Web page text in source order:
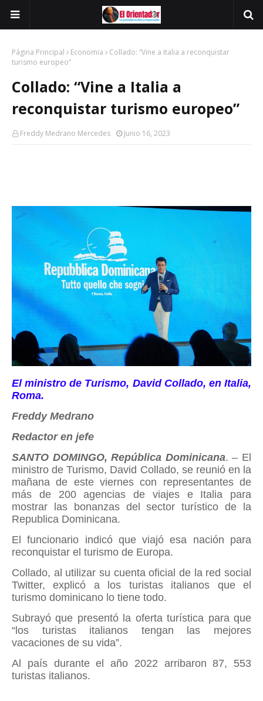
Página Principal Economia
Collado: “Vine a Italia a reconquistar
turismo europeo”
Collado: “Vine a Italia a
reconquistar turismo europeo”
Freddy Medrano Mercedes Junio 16, 2023
El ministro de Turismo, David Collado, en Italia,
Roma.
Freddy Medrano
Redactor en jefe
SANTO DOMINGO, República Dominicana. – El
ministro de Turismo, David Collado, se reunió en la
mañana de este viernes con representantes de
más de 200 agencias de viajes e Italia para
mostrar las bonanzas del sector turístico de la
Republica Dominicana.
El funcionario indicó que viajó esa nación para
reconquistar el turismo de Europa.
Collado, al utilizar su cuenta oficial de la red social
Twitter, explicó a los turistas italianos que el
turismo dominicano lo tiene todo.
Subrayó que presentó la oferta turística para que
“los turistas italianos tengan las mejores
vacaciones de su vida”.
Al país durante el año 2022 arribaron 87, 553
turistas italianos.